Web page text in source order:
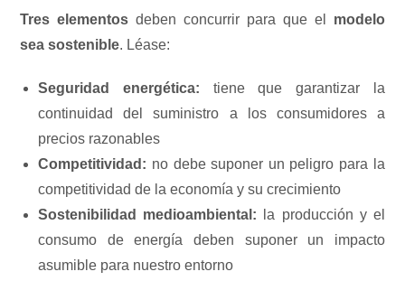
Tres elementos deben concurrir para que el modelo
sea sostenible. Léase:
Seguridad energética: tiene que garantizar la
continuidad del suministro a los consumidores a
precios razonables
Competitividad: no debe suponer un peligro para la
competitividad de la economía y su crecimiento
Sostenibilidad medioambiental: la producción y el
consumo de energía deben suponer un impacto
asumible para nuestro entorno